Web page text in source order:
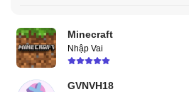
Minecraft
Nhập Vai
GVNVH18